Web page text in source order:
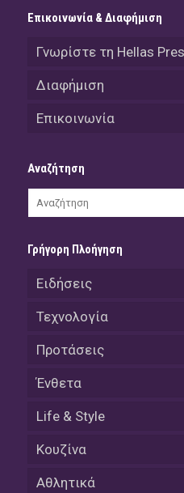
Επικοινωνία & Διαφήμιση
Γνωρίστε τη Hellas
Διαφήμιση
Επικοινωνία
Αναζήτηση
Γρήγορη Πλοήγηση
Ειδήσεις
Τεχνολογία
Προτάσεις
Ένθετα
Life & Style
Κουζίνα
Αθλητικά